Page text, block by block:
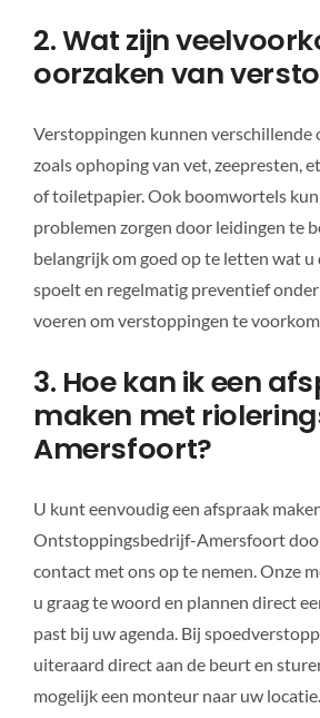
2. Wat zijn
oorzaken van
Verstoppingen kunnen verschillende
zoals ophoping van vet, zeepresten,
of toiletpapier. Ook boomwortels
problemen zorgen door leidingen te
belangrijk om goed op te letten wat
spoelt en regelmatig preventief
voeren om verstoppingen te
3. Hoe kan ik een
maken met
Amersfoort?
U kunt eenvoudig een afspraak
Ontstoppingsbedrijf-Amersfoort
contact met ons op te nemen. Onze
u graag te woord en plannen direct
past bij uw agenda. Bij
uiteraard direct aan de beurt en
mogelijk een monteur naar uw locatie.